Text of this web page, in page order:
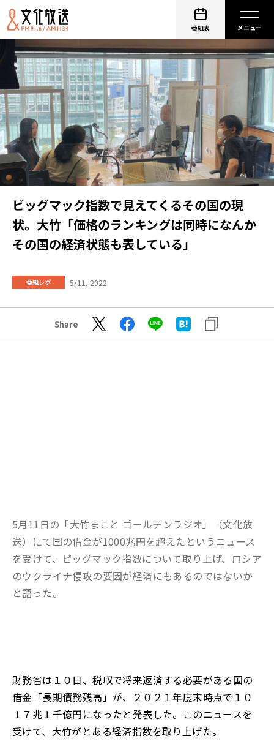
番組表
ビッグマック指数で見えてくるその国の現
状。大竹「価格のランキングは同時になんか
その国の経済状態も表している」
番組レポ 5/11, 2022
Share
5月11日の「大竹まこと ゴールデンラジオ」（文化放
送）にて国の借金が1000兆円を超えたというニュース
を受けて、ビッグマック指数について取り上げ、ロシア
のウクライナ侵攻の要因が経済にもあるのではないか
と語った。
財務省は１０日、税収で将来返済する必要がある国の
借金「長期債務残高」が、２０２１年度末時点で１０
１７兆１千億円になったと発表した。このニュースを
受けて、大竹がとある経済指数を取り上げた。